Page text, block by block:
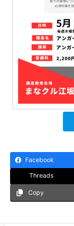
Facebook
Threads
Copy